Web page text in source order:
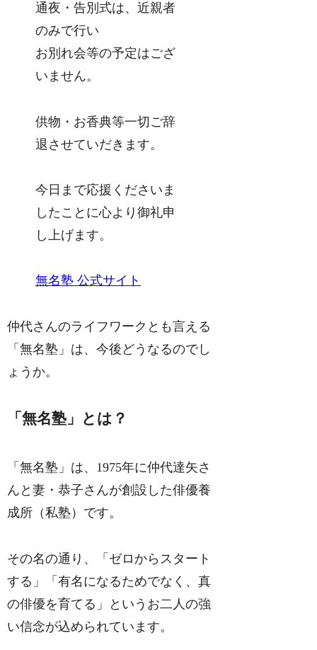
通夜・告別式は、近親者
のみで行い
お別れ会等の予定はござ
いません。
供物・お香典等一切ご辞
退させていだきます。
今日まで応援くださいま
したことに心より御礼申
し上げます。
無名塾 公式サイト
仲代さんのライフワークとも言える
「無名塾」は、今後どうなるのでし
ょうか。
「無名塾」とは？
「無名塾」は、1975年に仲代達矢さ
んと妻・恭子さんが創設した俳優養
成所（私塾）です。
その名の通り、「ゼロからスタート
する」「有名になるためでなく、真
の俳優を育てる」というお二人の強
い信念が込められています。